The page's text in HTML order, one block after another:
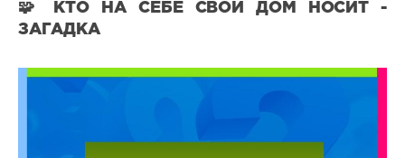
🧩 КТО НА СЕБЕ СВОЙ ДОМ НОСИТ -
ЗАГАДКА